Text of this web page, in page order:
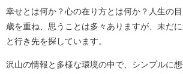
幸せとは何か？心の在り方とは何か？人生の
歳を重ね、思うことは多々ありますが、未だ
と行き先を探しています。
沢山の情報と多様な環境の中で、シンプルに